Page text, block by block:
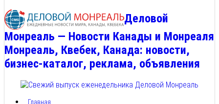
Деловой
Монреаль — Новости Канады и Монреаля
Монреаль, Квебек, Канада: новости,
бизнес-каталог, реклама, объявления
Главная